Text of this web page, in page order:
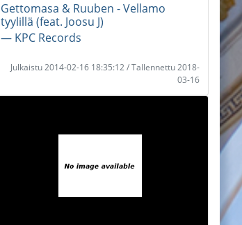
Gettomasa & Ruuben - Vellamo
tyylillä (feat. Joosu J)
― KPC Records
Julkaistu 2014-02-16 18:35:12 / Tallennettu 2018-
03-16